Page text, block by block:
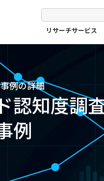
リサーチサービス
例の詳細
認知度調
例